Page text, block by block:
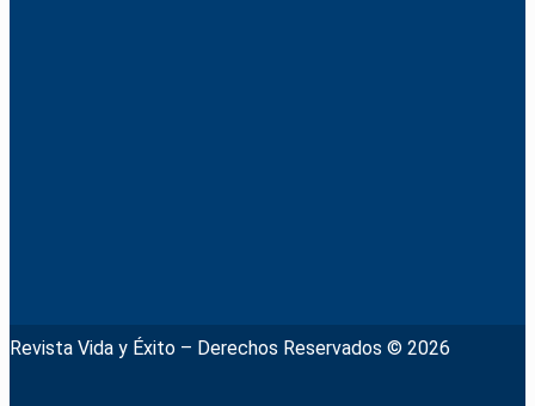
Revista Vida y Éxito – Derechos Reservados © 2026